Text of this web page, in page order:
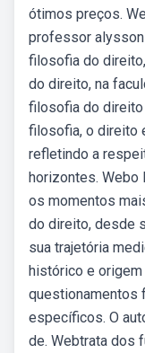
ótimos preços.
professor
filosofia do
do direito, na
filosofia do
filosofia, o direito
refletindo a
horizontes.
os momentos
do direito, desde
sua trajetória
histórico e
questionamentos
específicos. O
de. Webtrata dos